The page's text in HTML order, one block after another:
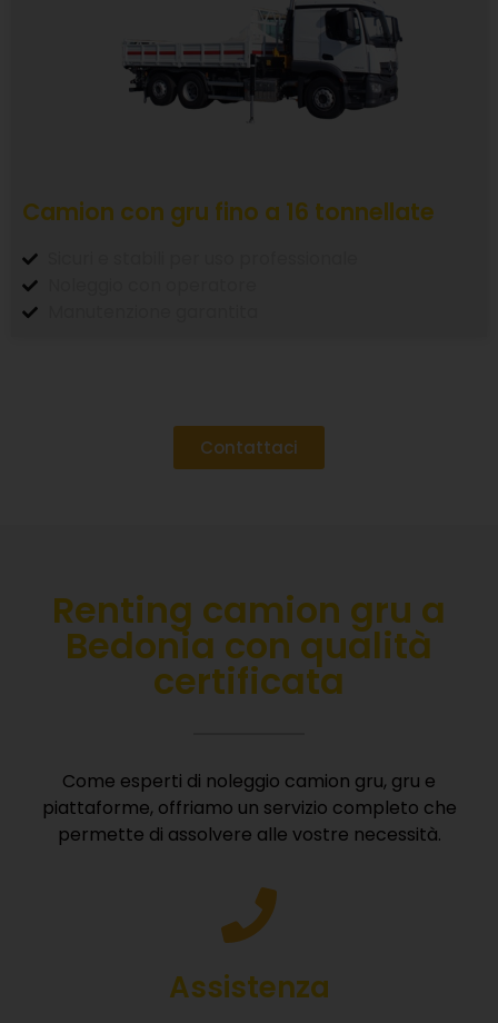
Camion con gru fino a 16 tonnellate
Contattaci
Renting camion gru a
Bedonia con qualità
certificata
Come esperti di noleggio camion gru, gru e
piattaforme, offriamo un servizio completo che
permette di assolvere alle vostre necessità.
Assistenza